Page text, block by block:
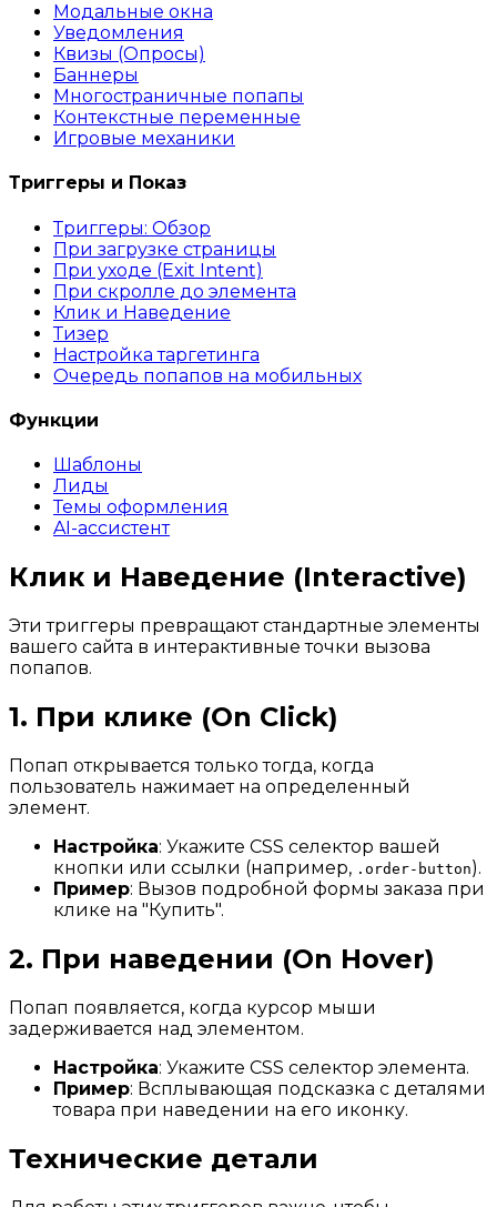
Модальные окна
Уведомления
Квизы (Опросы)
Баннеры
Многостраничные попапы
Контекстные переменные
Игровые механики
Триггеры и Показ
Триггеры: Обзор
При загрузке страницы
При уходе (Exit Intent)
При скролле до элемента
Клик и Наведение
Тизер
Настройка таргетинга
Очередь попапов на мобильных
Функции
Шаблоны
Лиды
Темы оформления
AI-ассистент
Клик и Наведение (Interactive)
Эти триггеры превращают стандартные элементы
вашего сайта в интерактивные точки вызова
попапов.
1. При клике (On Click)
Попап открывается только тогда, когда
пользователь нажимает на определенный
элемент.
Настройка: Укажите CSS селектор вашей
кнопки или ссылки (например, .order-button).
Пример: Вызов подробной формы заказа при
клике на "Купить".
2. При наведении (On Hover)
Попап появляется, когда курсор мыши
задерживается над элементом.
Настройка: Укажите CSS селектор элемента.
Пример: Всплывающая подсказка с деталями
товара при наведении на его иконку.
Технические детали